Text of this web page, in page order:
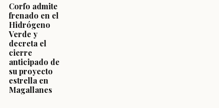
Corfo admite
frenado en el
Hidrógeno
Verde y
decreta el
cierre
anticipado de
su proyecto
estrella en
Magallanes